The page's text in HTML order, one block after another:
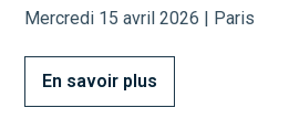
Mercredi 15 avril 2026 | Paris
En savoir plus